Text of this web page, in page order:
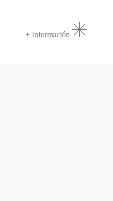
+ Información